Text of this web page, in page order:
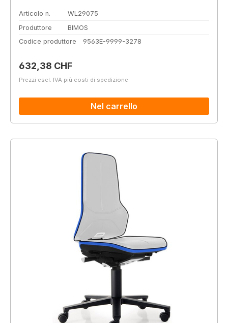
Articolo n.
WL29075
Produttore
BIMOS
Codice produttore
9563E-9999-3278
Prezzo normale:
632,38 CHF
Prezzi escl. IVA più costi di spedizione
Nel carrello